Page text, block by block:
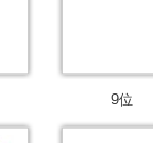
9位